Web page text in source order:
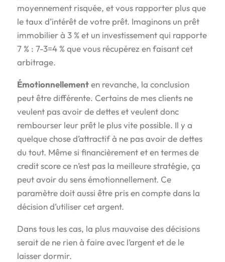
moyennement risquée, et vous rapporter plus que
le taux d’intérêt de votre prêt. Imaginons un prêt
immobilier à 3 % et un investissement qui rapporte
7 % : 7-3=4 % que vous récupérez en faisant cet
arbitrage.
Émotionnellementen revanche, la conclusion
peut être différente. Certains de mes clients ne
veulent pas avoir de dettes et veulent donc
rembourser leur prêt le plus vite possible. Il y a
quelque chose d’attractif à ne pas avoir de dettes
du tout. Même si financièrement et en termes de
credit score ce n’est pas la meilleure stratégie, ça
peut avoir du sens émotionnellement. Ce
paramètre doit aussi être pris en compte dans la
décision d’utiliser cet argent.
Dans tous les cas, la plus mauvaise des décisions
serait de ne rien à faire avec l’argent et de le
laisser dormir.